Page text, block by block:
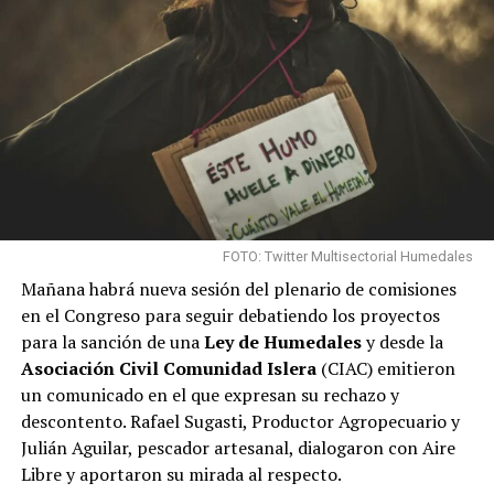
La democracia
representativa en
Argentina siempre termina
siendo funcional a los
grupos concentrados de la
economía en perjuicio de
las mayorías
populares.#LeyDeHumedalesYa
— Fabian Palo Oliver (@PaloOliver) September 29,
2022
FOTO: Twitter Multisectorial Humedales
Mañana habrá nueva sesión del plenario de comisiones
en el Congreso para seguir debatiendo los proyectos
para la sanción de unaLey de Humedalesy desde la
Asociación Civil Comunidad Islera(CIAC) emitieron
un comunicado en el que expresan su rechazo y
descontento. Rafael Sugasti, Productor Agropecuario y
Julián Aguilar, pescador artesanal, dialogaron con Aire
Libre y aportaron su mirada al respecto.